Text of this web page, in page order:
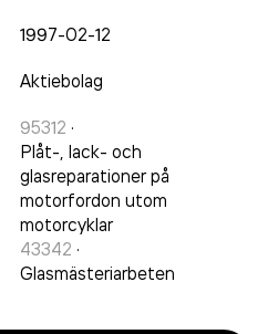
1997-02-12
Aktiebolag
95312 ·
Plåt-, lack- och
glasreparationer på
motorfordon utom
motorcyklar
43342 ·
Glasmästeriarbeten